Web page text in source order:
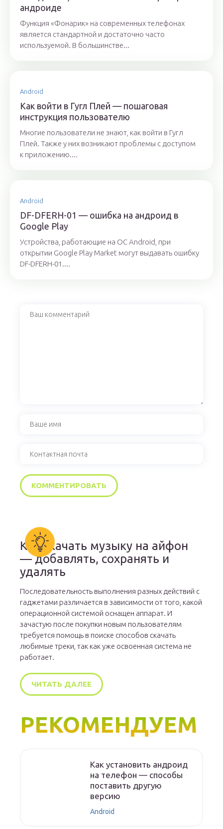
андроиде
Функция «Фонарик» на современных телефонах
является стандартной и достаточно часто
используемой. В большинстве...
Android
Как войти в Гугл Плей — пошаговая
инструкция пользователю
Многие пользователи не знают, как войти в Гугл
Плей. Также у них возникают проблемы с доступом
к приложению....
Android
DF-DFERH-01 — ошибка на андроид в
Google Play
Устройства, работающие на OC Android, при
открытии Google Play Market могут выдавать ошибку
DF-DFERH-01....
Как скачать музыку на айфон
— добавлять, сохранять и
удалять
Последовательность выполнения разных действий с
гаджетами различается в зависимости от того, какой
операционной системой оснащен аппарат. И
зачастую после покупки новым пользователям
требуется помощь в поиске способов скачать
любимые треки, так как уже освоенная система не
работает.
ЧИТАТЬ ДАЛЕЕ
РЕКОМЕНДУЕМ
Как установить андроид
на телефон — способы
поставить другую
версию
Android